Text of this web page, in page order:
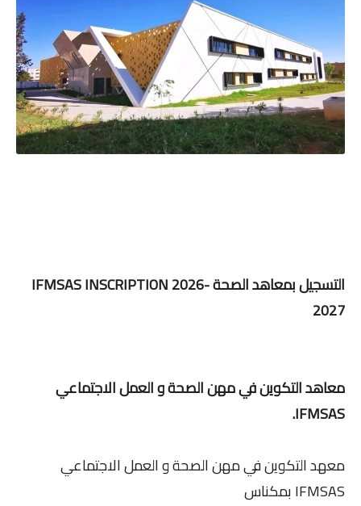
التسجيل بمعاهد الصحة IFMSAS INSCRIPTION 2026-
2027
معاهد التكوين في مهن الصحة و العمل الاجتماعي
IFMSAS.
معهد التكوين في مهن الصحة و العمل الاجتماعي
IFMSAS بمكناس